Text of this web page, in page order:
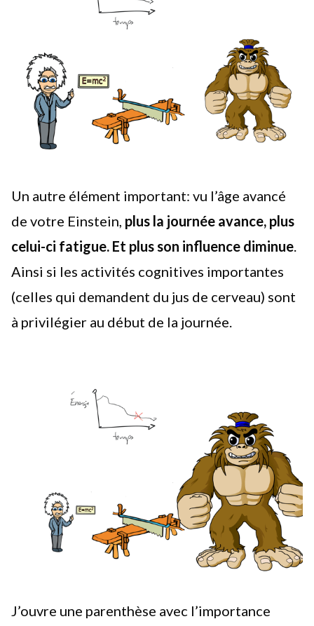
Un autre élément important: vu l’âge avancé
de votre Einstein, plus la journée avance, plus
celui-ci fatigue. Et plus son influence diminue
Ainsi si les activités cognitives importantes
(celles qui demandent du jus de cerveau) sont
à privilégier au début de la journée.
J’ouvre une parenthèse avec l’importance